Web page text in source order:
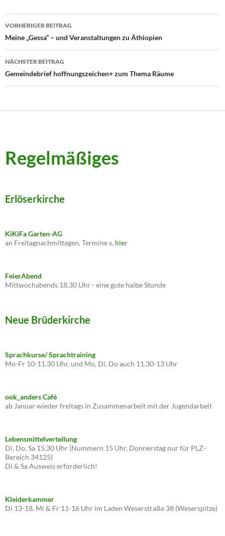
Beitragsnavigation
VORHERIGER BEITRAG
Meine „Gessa“ – und Veranstaltungen zu Äthiopien
NÄCHSTER BEITRAG
Gemeindebrief hoffnungszeichen+ zum Thema Räume
Regelmäßiges
Erlöserkirche
KiKiFa Garten-AG
an Freitagnachmittagen, Termine s. hier
FeierAbend
Mittwochabends 18.30 Uhr - eine gute halbe Stunde
Neue Brüderkirche
Sprachkurse/ Sprachtraining
Mo-Fr 10-11.30 Uhr, und Mo, Di, Do auch 11.30-13 Uhr
ook_anders Café
ab Januar wieder freitags in Zusammenarbeit mit der Jugendarbeit
Lebensmittelverteilung
Di, Do, Sa 15.30 Uhr (Nummern 15 Uhr, Donnerstag nur für PLZ-
Bereich 34125)
Di & Sa Ausweis erforderlich!
Kleiderkammer
Di 13-18, Mi & Fr 11-16 Uhr im Laden Weserstraße 38 (Weserspitze)